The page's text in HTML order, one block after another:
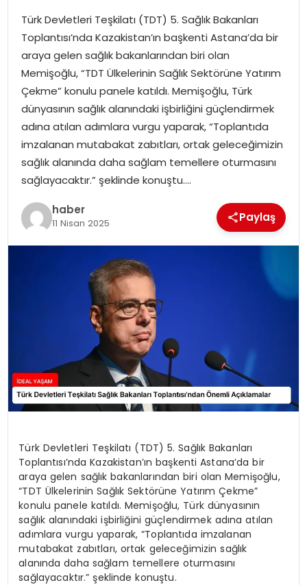
YAŞAM
MAGAZIN
SAĞLIK
SOSYAL HABER
Türk Devletleri Teşkilatı (TDT) 5. Sağlık Bakanları
Toplantısı’nda Kazakistan’ın başkenti Astana’da bir
araya gelen sağlık bakanlarından biri olan
Memişoğlu, “TDT Ülkelerinin Sağlık Sektörüne Yatırım
Çekme” konulu panele katıldı. Memişoğlu, Türk
dünyasının sağlık alanındaki işbirliğini güçlendirmek
adına atılan adımlara vurgu yaparak, “Toplantıda
imzalanan mutabakat zabıtları, ortak geleceğimizin
sağlık alanında daha sağlam temellere oturmasını
sağlayacaktır.” şeklinde konuştu….
haber
11 Nisan 2025 Paylaş
Türk Devletleri Teşkilatı (TDT) 5. Sağlık Bakanları
Toplantısı’nda Kazakistan’ın başkenti Astana’da bir
araya gelen sağlık bakanlarından biri olan Memişoğlu,
“TDT Ülkelerinin Sağlık Sektörüne Yatırım Çekme”
konulu panele katıldı. Memişoğlu, Türk dünyasının
sağlık alanındaki işbirliğini güçlendirmek adına atılan
adımlara vurgu yaparak, “Toplantıda imzalanan
mutabakat zabıtları, ortak geleceğimizin sağlık
alanında daha sağlam temellere oturmasını
sağlayacaktır.” şeklinde konuştu.